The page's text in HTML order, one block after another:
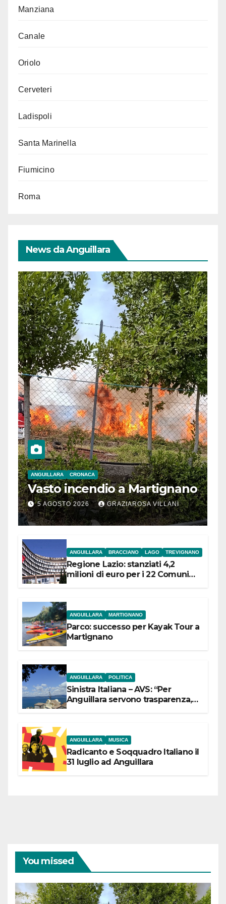
Manziana
Canale
Oriolo
Cerveteri
Ladispoli
Santa Marinella
Fiumicino
Roma
News da Anguillara
ANGUILLARA CRONACA
Vasto incendio a Martignano
5 AGOSTO 2026 GRAZIAROSA VILLANI
ANGUILLARA BRACCIANO LAGO TREVIGNANO
Regione Lazio: stanziati 4,2
milioni di euro per i 22 Comuni
ANGUILLARA MARTIGNANO
Parco: successo per Kayak Tour a
Martignano
ANGUILLARA POLITICA
Sinistra Italiana – AVS: “Per
Anguillara servono trasparenza,
ANGUILLARA MUSICA
Radicanto e Soqquadro Italiano il
31 luglio ad Anguillara
You missed